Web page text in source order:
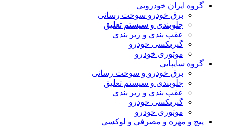
گروه ایران خودرویی
برق خودرو سوخت رسانی
جلوبندی و سیستم تعلیق
عقب بندی و زیر بندی
گیربکسی خودرو
موتوری خودرو
گروه سایپایی
برق خودرو و سوخت رسانی
جلوبندی و سیستم تعلیق
عقب بندی و زیر بندی
گیربکسی خودرو
موتوری خودرو
پیچ و مهره و مصرفی و لوکسی